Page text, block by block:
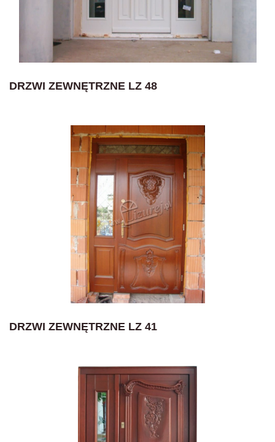
DRZWI ZEWNĘTRZNE LZ 48
DRZWI ZEWNĘTRZNE LZ 41